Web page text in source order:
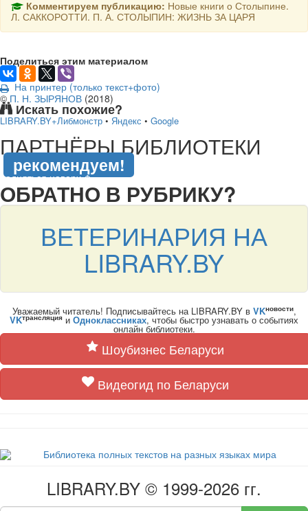
Комментируем публикацию: Новые книги о Столыпине.
Л. САККОРОТТИ. П. А. СТОЛЫПИН: ЖИЗНЬ ЗА ЦАРЯ
Поделиться этим материалом
На принтер (только текст+фото)
©П. Н. ЗЫРЯНОВ (2018)
Искать похожие?
LIBRARY.BY+Либмонстр • Яндекс • Google
ПАРТНЁРЫ БИБЛИОТЕКИ
рекомендуем!
подняться наверх ↑
ОБРАТНО В РУБРИКУ?
ВЕТЕРИНАРИЯ НА
LIBRARY.BY
Уважаемый читатель! Подписывайтесь на LIBRARY.BY в VKновости,
VKтрансляция и Одноклассниках, чтобы быстро узнавать о событиях
онлайн библиотеки.
Шоубизнес Беларуси
Видеогид по Беларуси
LIBRARY.BY © 1999-2026 гг.